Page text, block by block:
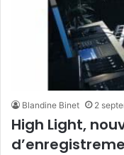
Blandine Binet 2
High Light,